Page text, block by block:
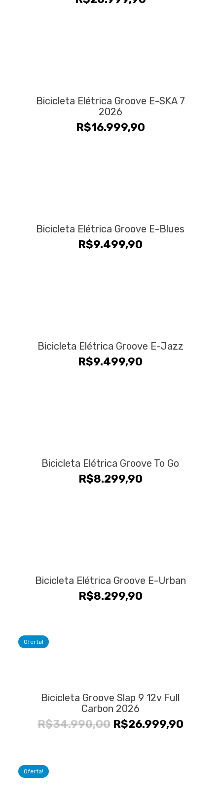
Bicicleta Elétrica Groove E-SKA 7
2026
R$16.999,90
Bicicleta Elétrica Groove E-Blues
R$9.499,90
Bicicleta Elétrica Groove E-Jazz
R$9.499,90
Bicicleta Elétrica Groove To Go
R$8.299,90
Bicicleta Elétrica Groove E-Urban
R$8.299,90
Oferta!
Bicicleta Groove Slap 9 12v Full
Carbon 2026
R$34.990,00 O
R$26.999,90O
Oferta!